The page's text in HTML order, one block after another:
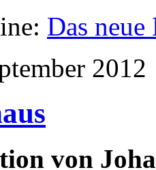
Das neue
2012
von